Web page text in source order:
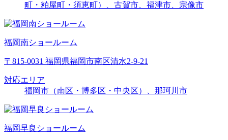
町・粕屋町・須恵町）、古賀市、福津市、宗像市
福岡南ショールーム
〒815-0031 福岡県福岡市南区清水2-9-21
対応エリア
福岡市（南区・博多区・中央区）、那珂川市
福岡早良ショールーム